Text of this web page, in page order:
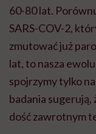
60-80 lat.
SARS-COV-2,
zmutować już
lat, to nasza
spojrzymy tylko
badania sugerują,
dość zawrotnym